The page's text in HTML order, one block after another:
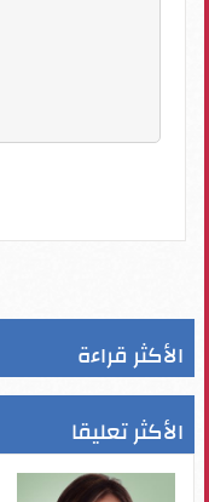
الأكثر قراءة
الأكثر تعليقا